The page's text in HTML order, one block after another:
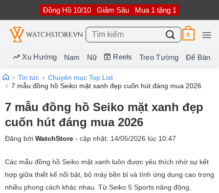
nội
dung
Đồng Hồ 10/10 Giảm Sâu Mua 1 tặng 1
Tìm
kiếm:
0
Xu Hướng Nam Nữ Reels Treo Tường Để Bàn
Tin tức
Chuyên mục Top List
7 mẫu đồng hồ Seiko mặt xanh đẹp cuốn hút đáng mua 2026
7 mẫu đồng hồ Seiko mặt xanh đẹp
cuốn hút đáng mua 2026
Đăng bởi WatchStore - cập nhật: 14/05/2026 lúc 10:47
Các mẫu đồng hồ Seiko mặt xanh luôn được yêu thích nhờ sự kết
hợp giữa thiết kế nổi bật, bộ máy bền bỉ và tính ứng dụng cao trong
nhiều phong cách khác nhau. Từ Seiko 5 Sports năng động,